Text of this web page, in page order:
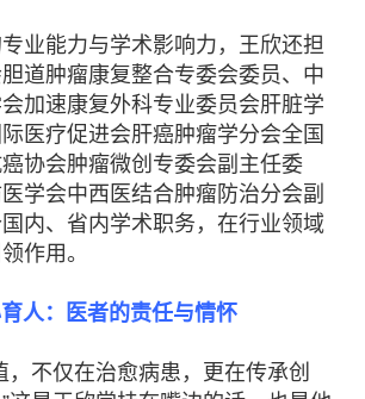
能力与学术影响力，王欣还担
道肿瘤康复整合专委会委员、中
加速康复外科专业委员会肝脏学
医疗促进会肝癌肿瘤学分会全国
协会肿瘤微创专委会副主任委
学会中西医结合肿瘤防治分会副
内、省内学术职务，在行业领域
作用。
人：医者的责任与情怀
不仅在治愈病患，更在传承创